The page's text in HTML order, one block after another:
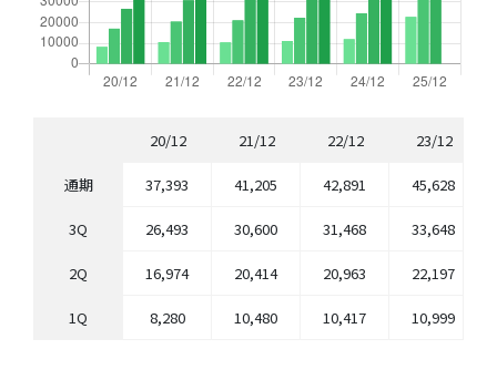
通期
3Q
2Q
1Q
20/12
37,393
26,493
16,974
8,280
21/12
41,205
30,600
20,414
10,480
22/12
42,891
31,468
20,963
10,417
23/12
45,628
33,648
22,197
10,999